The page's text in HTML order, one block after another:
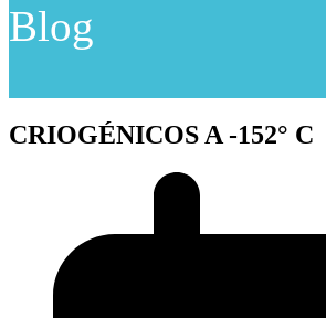
Blog
CRIOGÉNICOS A -152° C